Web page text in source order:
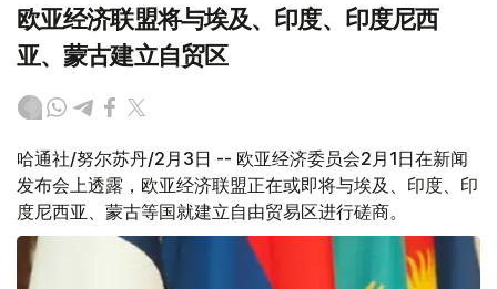
欧亚经济联盟将与埃及、印度、印度尼西
亚、蒙古建立自贸区
哈通社/努尔苏丹/2月3日 -- 欧亚经济委员会2月1日在新闻
发布会上透露，欧亚经济联盟正在或即将与埃及、印度、印
度尼西亚、蒙古等国就建立自由贸易区进行磋商。